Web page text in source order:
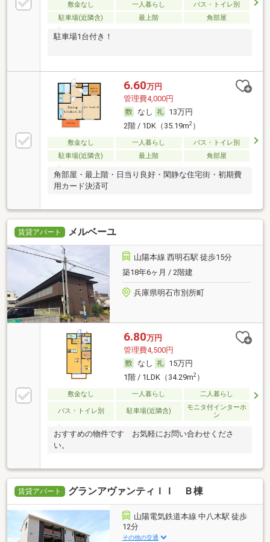
敷金なし 一人暮らし
バス・トイレ別
駐車場(近隣含)
最上階 角部屋
駐車場1台付き！
6.60万円
管理費4,000円
なし
13万円
2階 / 1DK（35.19m2）
敷金なし 一人暮らし
バス・トイレ別
駐車場(近隣含)
最上階 角部屋
角部屋・最上階・日当り良好・閑静な住宅街・初期費
用カード決済可
賃貸アパート メルベーユ
山陽本線 西明石駅 徒歩15分
築18年6ヶ月 / 2階建
兵庫県明石市別所町
6.80万円
管理費4,500円
なし
15万円
1階 / 1LDK（34.29m2）
敷金なし 一人暮らし 二人暮らし
バス・トイレ別 駐車場(近隣含)
モニタ付インターホ
ン
おすすめの物件です お気軽にお問い合わせくださ
い。
賃貸アパート グランアヴァンティＩＩ Ｂ棟
山陽電気鉄道本線 中八木駅 徒歩
12分
その他の交通